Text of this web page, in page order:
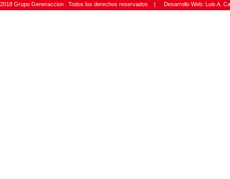
2018 Grupo Generaccion . Todos los derechos reservados | Desarrollo Web: Luis